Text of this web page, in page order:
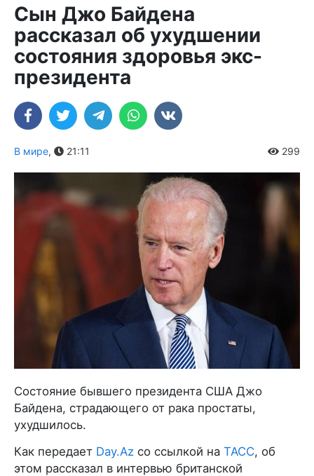
Сын Джо Байдена
рассказал об ухудшении
состояния здоровья экс-
президента
В мире, 21:11 299
Состояние бывшего президента США Джо
Байдена, страдающего от рака простаты,
ухудшилось.
Как передает Day.Az со ссылкой на ТАСС, об
этом рассказал в интервью британской